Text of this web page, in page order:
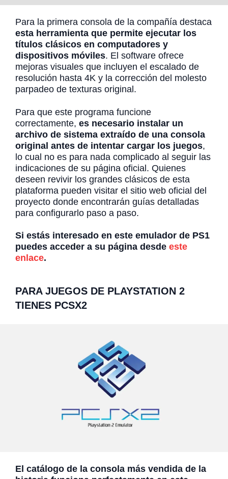
Para la primera consola de la compañía destaca
esta herramienta que permite ejecutar los
títulos clásicos en computadores y
dispositivos móviles. El software ofrece
mejoras visuales que incluyen el escalado de
resolución hasta 4K y la corrección del molesto
parpadeo de texturas original.
Para que este programa funcione
correctamente, es necesario instalar un
archivo de sistema extraído de una consola
original antes de intentar cargar los juegos,
lo cual no es para nada complicado al seguir las
indicaciones de su página oficial. Quienes
deseen revivir los grandes clásicos de esta
plataforma pueden visitar el sitio web oficial del
proyecto donde encontrarán guías detalladas
para configurarlo paso a paso.
Si estás interesado en este emulador de PS1
puedes acceder a su página desde este
enlace.
PARA JUEGOS DE PLAYSTATION 2
TIENES PCSX2
El catálogo de la consola más vendida de la